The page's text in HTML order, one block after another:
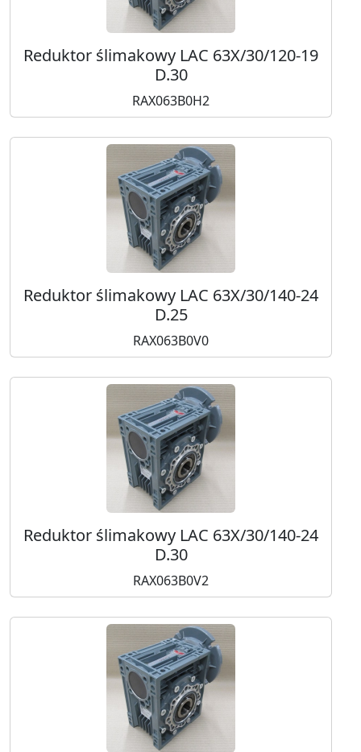
Reduktor ślimakowy LAC 63X/30/120-19
D.30
RAX063B0H2
Reduktor ślimakowy LAC 63X/30/140-24
D.25
RAX063B0V0
Reduktor ślimakowy LAC 63X/30/140-24
D.30
RAX063B0V2